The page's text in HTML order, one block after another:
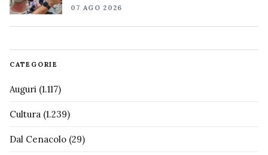
07 AGO 2026
CATEGORIE
Auguri (1.117)
Cultura (1.239)
Dal Cenacolo (29)